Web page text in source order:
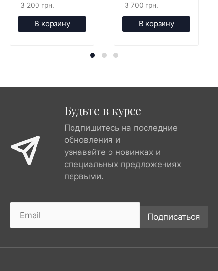
3 200 грн.
В корзину
3 700 грн.
В корзину
Будьте в курсе
Подпишитесь на последние
обновления и
узнавайте о новинках и
специальных предложениях
первыми.
Подписаться